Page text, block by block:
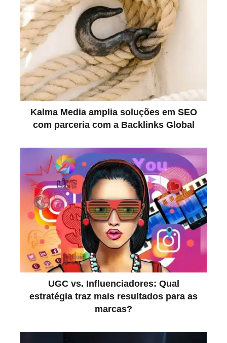
Kalma Media amplia soluções em SEO
com parceria com a Backlinks Global
UGC vs. Influenciadores: Qual
estratégia traz mais resultados para as
marcas?